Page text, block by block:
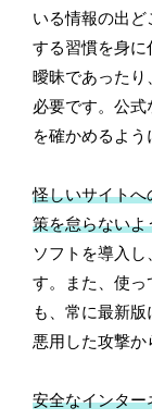
いる情報の出
する習慣を身に
曖昧であった
必要です。公
を確かめるよう
怪しいサイトへ
策を怠らないよ
ソフトを導入
す。また、使っ
も、常に最新
悪用した攻撃か
安全なインター